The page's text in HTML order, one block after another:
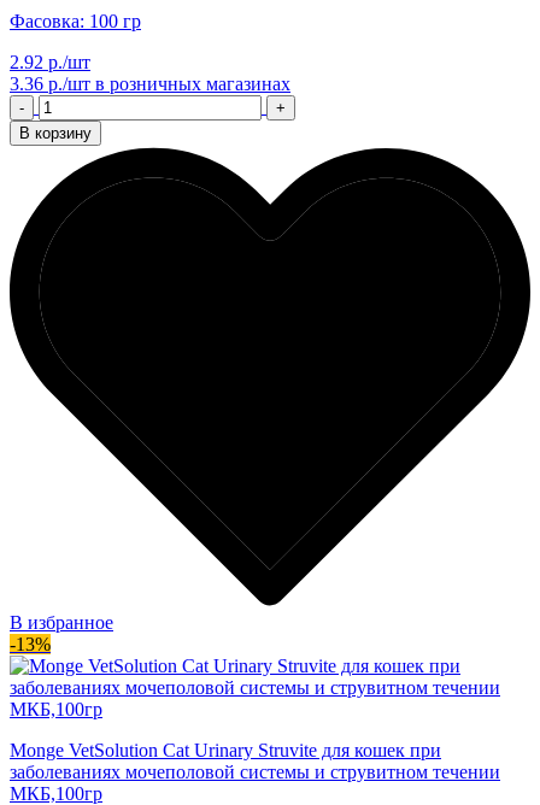
Фасовка: 100 гр
2.92 р./шт
3.36 р./шт в розничных магазинах
-
+
В корзину
В избранное
-13%
Monge VetSolution Cat Urinary Struvite для кошек при
заболеваниях мочеполовой системы и струвитном течении
МКБ,100гр